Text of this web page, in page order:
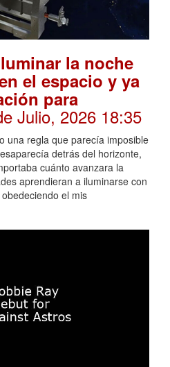
la noche
el espacio y ya
para
Julio, 2026 18:35
una regla que parecía imposible
detrás del horizonte,
cuánto avanzara la
aprendieran a iluminarse con
el mis